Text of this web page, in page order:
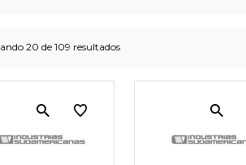
20 de 109 resultados